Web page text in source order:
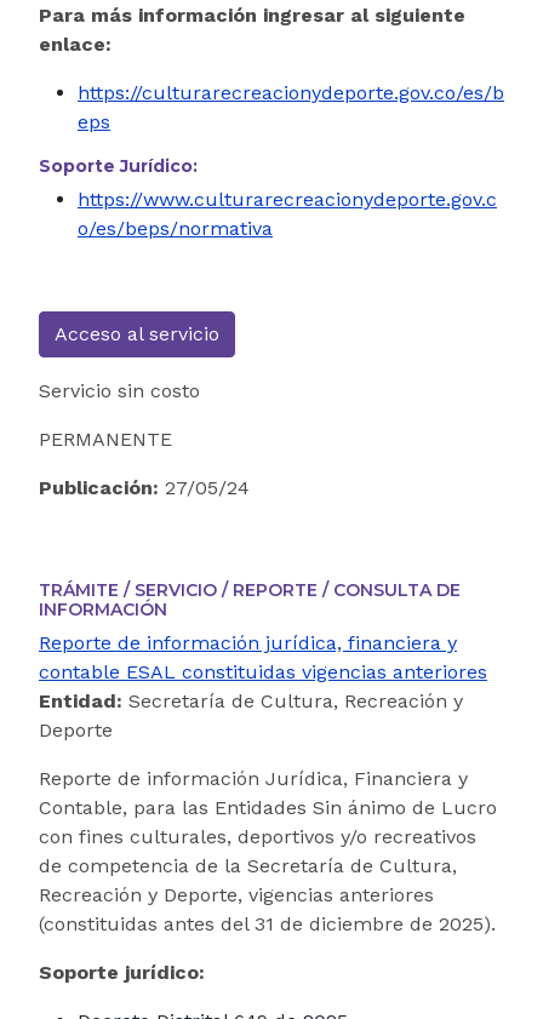
Para más información ingresar al siguiente
enlace:
https://culturarecreacionydeporte.gov.co/es/b
eps
Soporte Jurídico:
https://www.culturarecreacionydeporte.gov.c
o/es/beps/normativa
Acceso al servicio
Servicio sin costo
PERMANENTE
Publicación: 27/05/24
TRÁMITE / SERVICIO / REPORTE / CONSULTA DE
INFORMACIÓN
Reporte de información jurídica, financiera y
contable ESAL constituidas vigencias anteriores
Entidad: Secretaría de Cultura, Recreación y
Deporte
Reporte de información Jurídica, Financiera y
Contable, para las Entidades Sin ánimo de Lucro
con fines culturales, deportivos y/o recreativos
de competencia de la Secretaría de Cultura,
Recreación y Deporte, vigencias anteriores
(constituidas antes del 31 de diciembre de 2025).
Soporte jurídico: